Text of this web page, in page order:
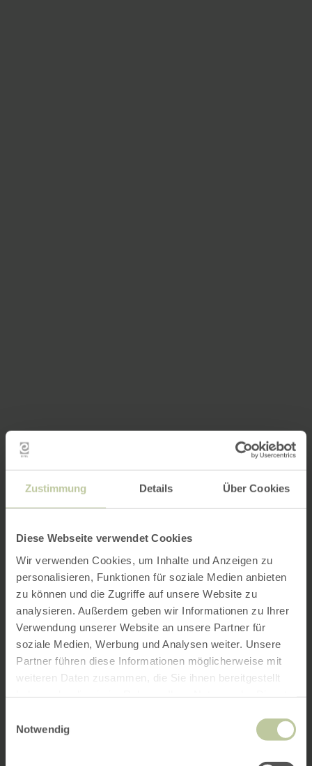
Zustimmung Details Über Cookies
Diese Webseite verwendet Cookies
Wir verwenden Cookies, um Inhalte und Anzeigen zu
personalisieren, Funktionen für soziale Medien anbieten
zu können und die Zugriffe auf unsere Website zu
analysieren. Außerdem geben wir Informationen zu Ihrer
Verwendung unserer Website an unsere Partner für
soziale Medien, Werbung und Analysen weiter. Unsere
Partner führen diese Informationen möglicherweise mit
weiteren Daten zusammen, die Sie ihnen bereitgestellt
Notwendig